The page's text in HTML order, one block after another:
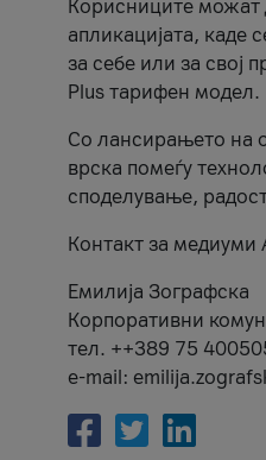
Корисниците можат
апликацијата, каде
за себе или за свој
Plus тарифен модел.
Со лансирањето на
врска помеѓу
споделување,
Контакт за медиуми
Емилија Зографска
Корпоративни
тел. ++389 75
e-mail: